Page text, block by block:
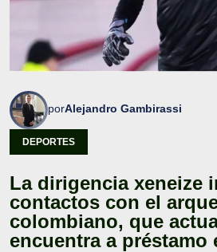
porAlejandro Gambirassi
DEPORTES
La dirigencia xeneize
contactos con el
colombiano, que
encuentra a préstamo